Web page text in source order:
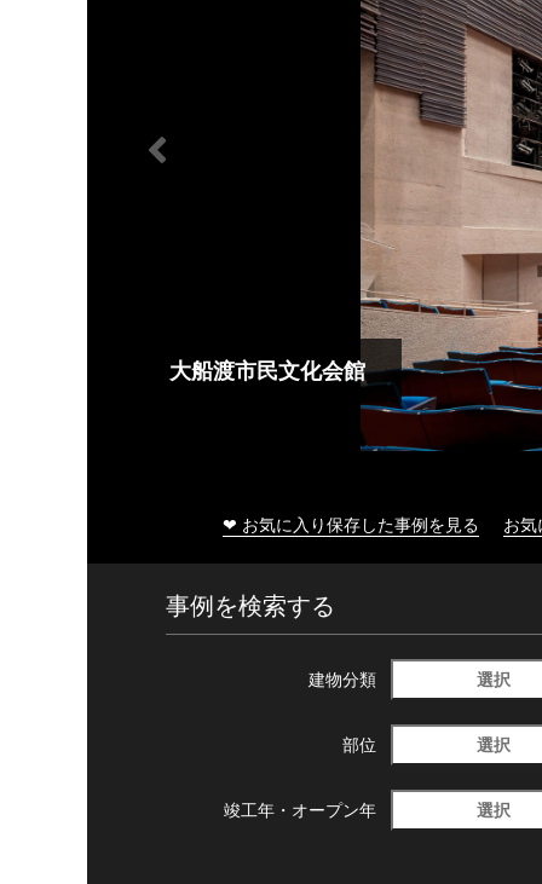
大船渡市民文化会館
❤ お気に入り保存した事例を見る お
事例を検索する
建物分類 選択
部位 選択
竣工年・ オープン年 選択